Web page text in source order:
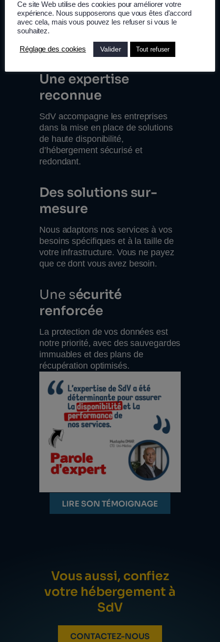
Pourquoi ont-ils choisi
SdV pour leur
hébergement ?
Une expertise
reconnue
SdV accompagne les entreprises
dans la mise en place de solutions
de haute disponibilité,
d’hébergement sécurisé et
redondant.
Des solutions sur-
mesure
Nous adaptons nos services à vos
besoins spécifiques et à la taille de
votre infrastructure. Vous ne payez
que ce dont vous avez besoin.
Une sécurité
renforcée
La protection de vos données est
notre priorité, avec des sauvegardes
immuables et des plans de
récupération optimisés.
LIRE SON TÉMOIGNAGE
Vous aussi, confiez
votre hébergement à
SdV
CONTACTEZ-NOUS
Ce site Web utilise des cookies pour améliorer votre
expérience. Nous supposerons que vous êtes d'accord
avec cela, mais vous pouvez les refuser si vous le
souhaitez.
Réglage des cookies Valider Tout refuser